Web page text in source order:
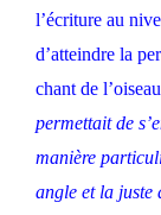
l’écriture au
d’atteindre la
chant de
permettait de
manière
angle et la juste